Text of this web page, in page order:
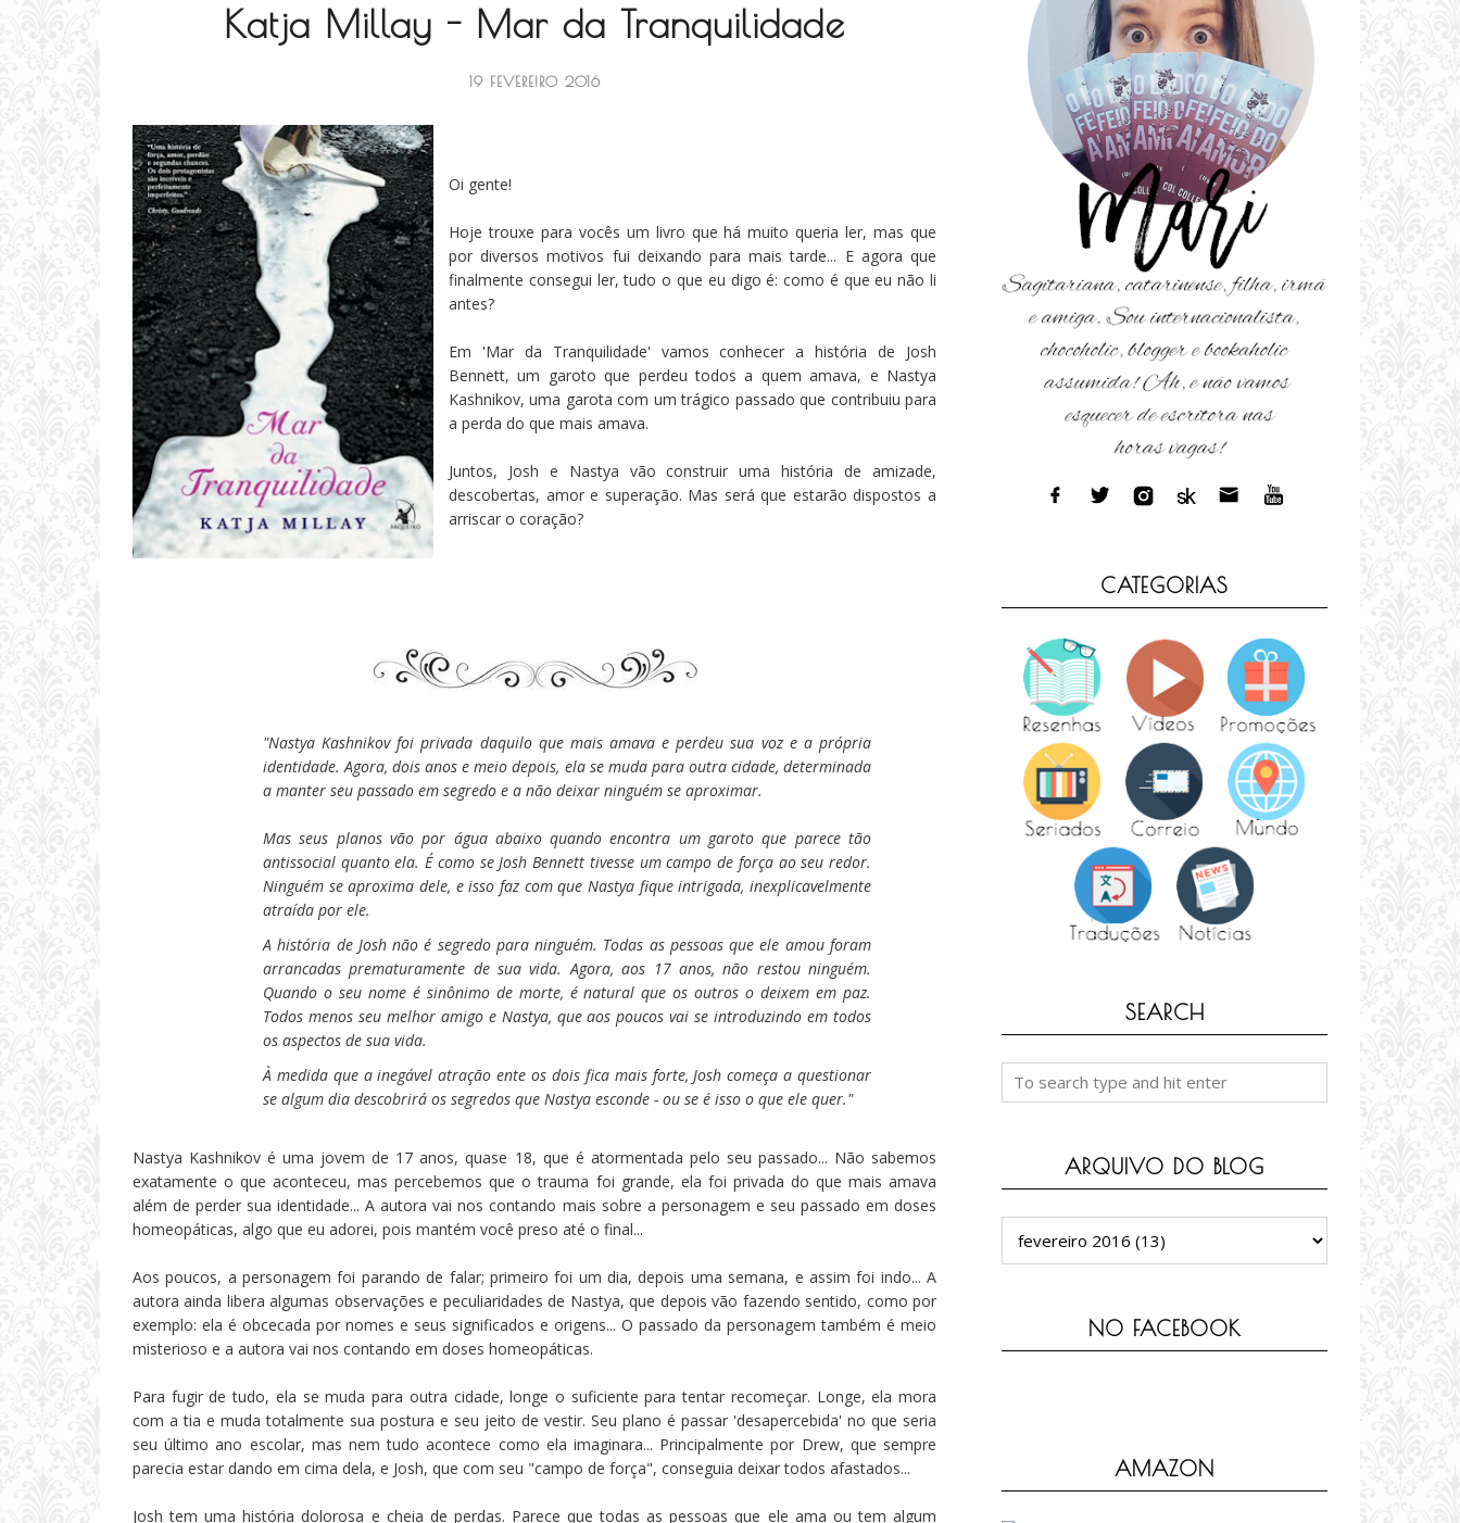
Katja Millay - Mar da Tranquilidade
19 FEVEREIRO 2016
Oi gente!
Hoje trouxe para vocês um livro que há muito queria ler, mas que
por diversos motivos fui deixando para mais tarde... E agora que
finalmente consegui ler, tudo o que eu digo é: como é que eu não li
antes?
Em 'Mar da Tranquilidade' vamos conhecer a história de Josh
Bennett, um garoto que perdeu todos a quem amava, e Nastya
Kashnikov, uma garota com um trágico passado que contribuiu para
a perda do que mais amava.
Juntos, Josh e Nastya vão construir uma história de amizade,
descobertas, amor e superação. Mas será que estarão dispostos a
arriscar o coração?
"Nastya Kashnikov foi privada daquilo que mais amava e perdeu sua voz e a própria
identidade. Agora, dois anos e meio depois, ela se muda para outra cidade, determinada
a manter seu passado em segredo e a não deixar ninguém se aproximar.
Mas seus planos vão por água abaixo quando encontra um garoto que parece tão
antissocial quanto ela. É como se Josh Bennett tivesse um campo de força ao seu redor.
Ninguém se aproxima dele, e isso faz com que Nastya fique intrigada, inexplicavelmente
atraída por ele.
A história de Josh não é segredo para ninguém. Todas as pessoas que ele amou foram
arrancadas prematuramente de sua vida. Agora, aos 17 anos, não restou ninguém.
Quando o seu nome é sinônimo de morte, é natural que os outros o deixem em paz.
Todos menos seu melhor amigo e Nastya, que aos poucos vai se introduzindo em todos
os aspectos de sua vida.
À medida que a inegável atração ente os dois fica mais forte, Josh começa a questionar
se algum dia descobrirá os segredos que Nastya esconde - ou se é isso o que ele quer."
Nastya Kashnikov é uma jovem de 17 anos, quase 18, que é atormentada pelo seu passado... Não sabemos
exatamente o que aconteceu, mas percebemos que o trauma foi grande, ela foi privada do que mais amava
além de perder sua identidade... A autora vai nos contando mais sobre a personagem e seu passado em doses
homeopáticas, algo que eu adorei, pois mantém você preso até o final...
Aos poucos, a personagem foi parando de falar; primeiro foi um dia, depois uma semana, e assim foi indo... A
autora ainda libera algumas observações e peculiaridades de Nastya, que depois vão fazendo sentido, como por
exemplo: ela é obcecada por nomes e seus significados e origens... O passado da personagem também é meio
misterioso e a autora vai nos contando em doses homeopáticas.
Para fugir de tudo, ela se muda para outra cidade, longe o suficiente para tentar recomeçar. Longe, ela mora
com a tia e muda totalmente sua postura e seu jeito de vestir. Seu plano é passar 'desapercebida' no que seria
seu último ano escolar, mas nem tudo acontece como ela imaginara... Principalmente por Drew, que sempre
parecia estar dando em cima dela, e Josh, que com seu "campo de força", conseguia deixar todos afastados...
Josh tem uma história dolorosa e cheia de perdas. Parece que todas as pessoas que ele ama ou tem algum
CATEGORIAS
SEARCH
ARQUIVO DO BLOG
NO FACEBOOK
AMAZON